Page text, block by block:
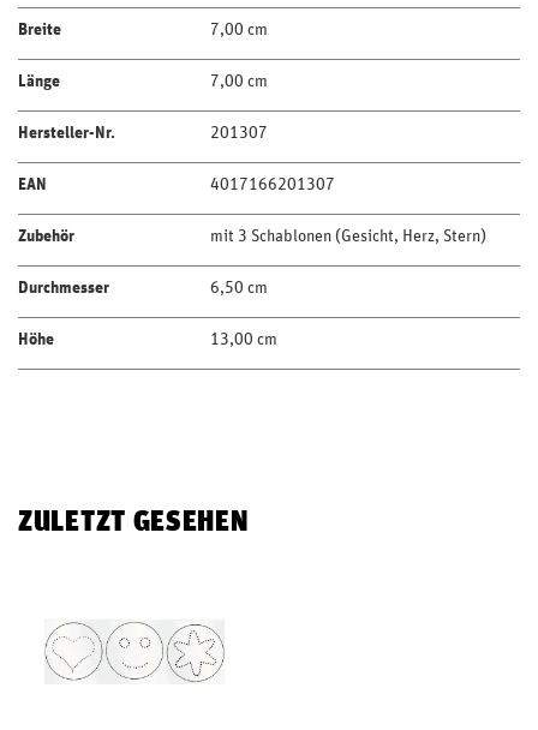
Breite 7,00 cm
Länge 7,00 cm
Hersteller-Nr. 201307
EAN 4017166201307
Zubehör mit 3 Schablonen (Gesicht, Herz, Stern)
Durchmesser 6,50 cm
Höhe 13,00 cm
ZULETZT GESEHEN